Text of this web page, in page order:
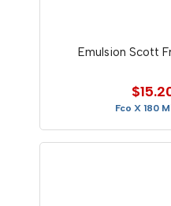
Emulsion Scott
Fco X 180